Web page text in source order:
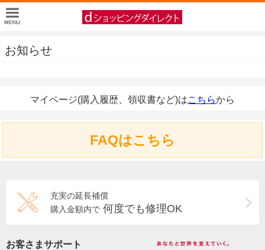
お知らせ
マイページ(購入履歴、領収書など)はこちらから
FAQはこちら
充実の延長補償
購入金額内で 何度でも修理OK
お客さまサポート